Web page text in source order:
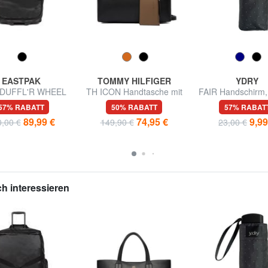
EASTPAK
WHEEL
/ große Tasche
RABATT
€ 89,99 €
TOMMY HILFIGER
TH ICON Handtasche mit
Schulterriemen
50% RABATT
149,90 € 74,95 €
YDRY
FAIR
Griff
57%
23,00 €
interessieren